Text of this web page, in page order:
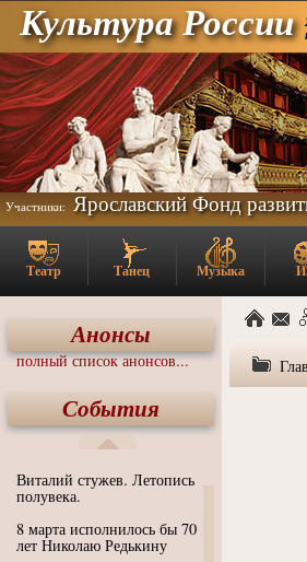
Культура России
Участники: Ярославский Фонд
Театр Танец Музыка
Анонсы
полный список анонсов...
События
Виталий стужев. Летопись
полувека.
8 марта исполнилось бы 70
лет Николаю Редькину